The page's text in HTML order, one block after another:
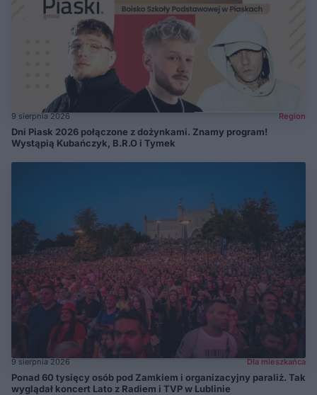
9 sierpnia 2026 Region
Dni Piask 2026 połączone z dożynkami. Znamy program!
Wystąpią Kubańczyk, B.R.O i Tymek
9 sierpnia 2026 Dla mieszkańca
Ponad 60 tysięcy osób pod Zamkiem i organizacyjny paraliż. Tak
wyglądał koncert Lato z Radiem i TVP w Lublinie